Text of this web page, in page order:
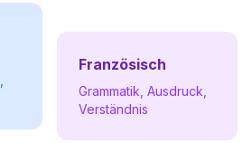
Französisch
Grammatik, Ausdruck,
Verständnis